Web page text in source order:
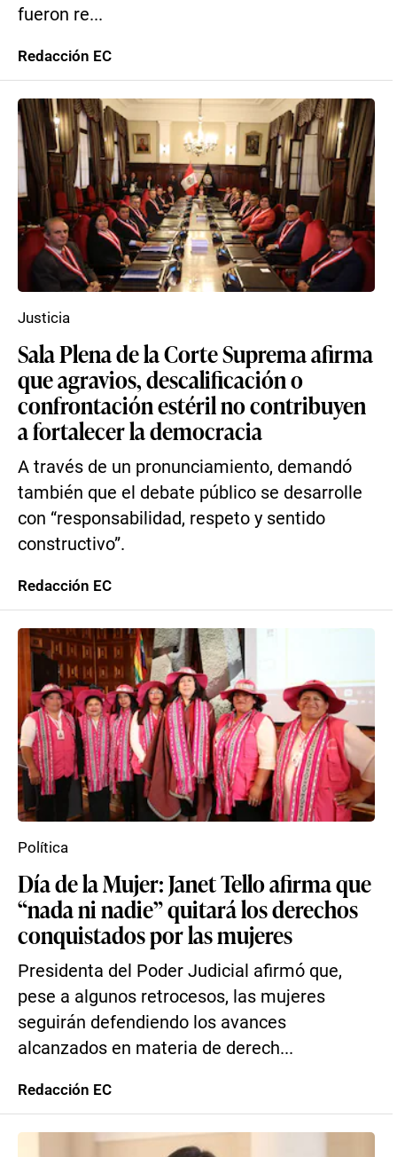
fueron re...
Redacción EC
Sala Plena de la Corte Suprema afirma
que agravios, descalificación o
confrontación estéril no contribuyen
a fortalecer la democracia
A través de un pronunciamiento, demandó
también que el debate público se desarrolle
con “responsabilidad, respeto y sentido
constructivo”.
Justicia
Redacción EC
Día de la Mujer: Janet Tello afirma que
“nada ni nadie” quitará los derechos
conquistados por las mujeres
Presidenta del Poder Judicial afirmó que,
pese a algunos retrocesos, las mujeres
seguirán defendiendo los avances
alcanzados en materia de derech...
Política
Redacción EC